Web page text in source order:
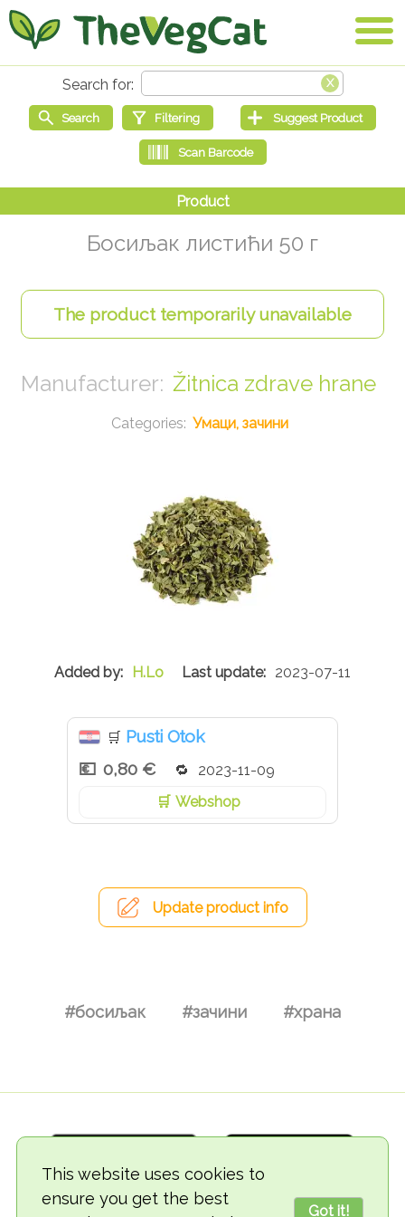
This website uses cookies to
ensure you get the best
Got it!
Босиљак листићи 50 г
Žitnica zdrave hrane
Умаци, зачини
H.Lo 2023-07-11
🛒 Pusti Otok
0,80 €
2023-11-09
Webshop
Update product info
#босиљак #зачини #храна